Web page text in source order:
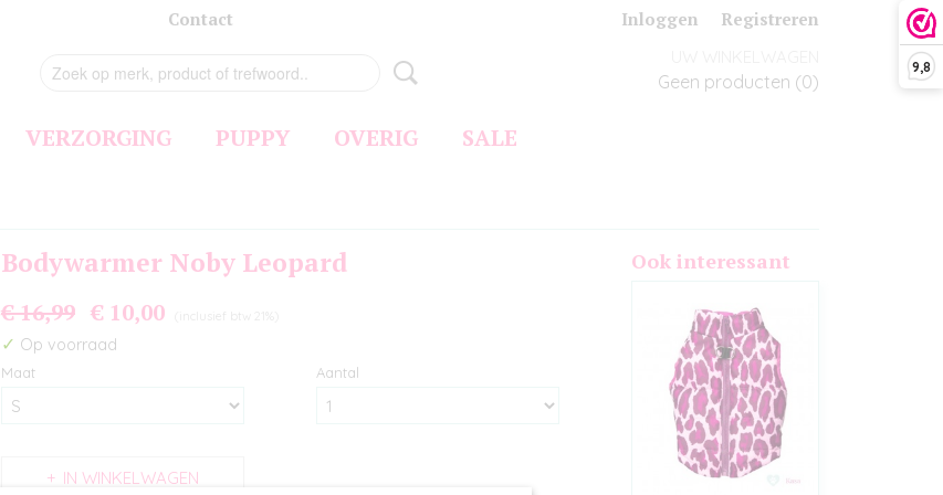
9,8
Contact Inloggen Registreren
Geen producten (0)
VERZORGING PUPPY OVERIG SALE
Bodywarmer Noby Leopard
€ 16,99 € 10,00 (inclusief btw 21%)
✓ Op voorraad
Maat Aantal
IN WINKELWAGEN
Ook interessant